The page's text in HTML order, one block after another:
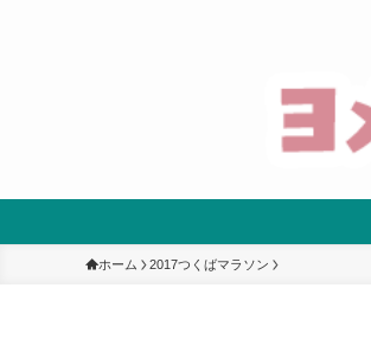
ホーム 2017つくばマラソン